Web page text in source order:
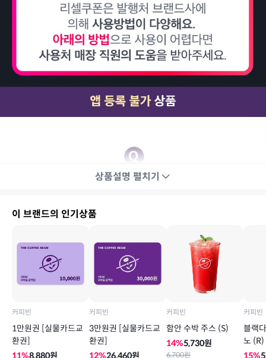
상품설명 펼치기
이 브랜드의 인기상품
커피빈
1만원권 [실물카드교
환권]
11%8,880원
커피빈
3만원권 [실물카드교
환권]
12%26,460원
커피빈
함안 수박 주스 (S)
14%5,730원
6,700원
커피빈
블랙
노 (R)
15%